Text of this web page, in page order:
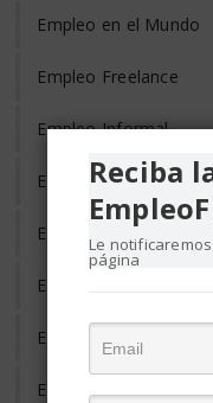
Empleo en el Mundo
Empleo Freelance
Empleo Informal
Empleo Temporal
Emprendedores
Entrevista de Trabajo
Equilibrio Vida y
Estrés Laboral
Reciba
Le
página